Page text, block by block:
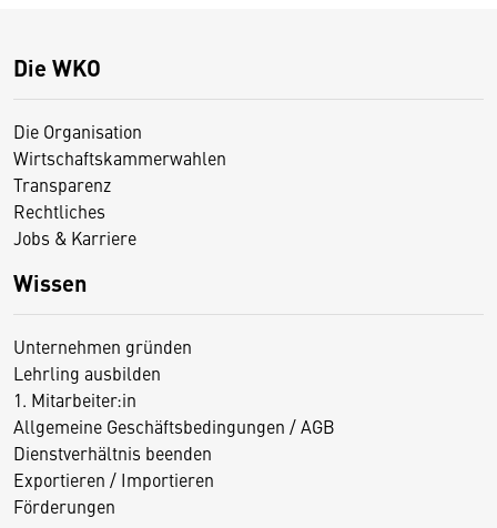
Die WKO
Die Organisation
Wirtschaftskammerwahlen
Transparenz
Rechtliches
Jobs & Karriere
Wissen
Unternehmen gründen
Lehrling ausbilden
1. Mitarbeiter:in
Allgemeine Geschäftsbedingungen / AGB
Dienstverhältnis beenden
Exportieren / Importieren
Förderungen